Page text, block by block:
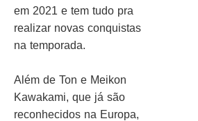
em 2021 e tem tudo pra
realizar novas conquistas
na temporada.
Além de Ton e Meikon
Kawakami, que já são
reconhecidos na Europa,